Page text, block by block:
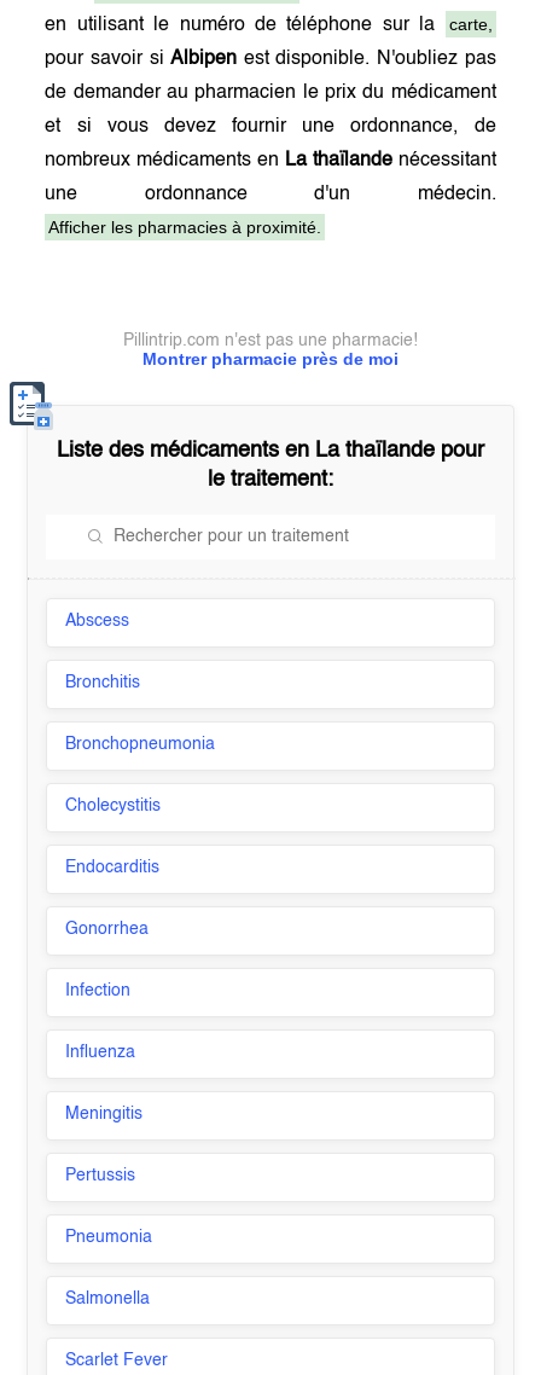
en utilisant le numéro de téléphone sur la
carte,
pour savoir siAlbipen est disponible. N'oubliez pas
de demander au pharmacien le prix du médicament
et si vous devez fournir une ordonnance, de
nombreux médicaments en La thaïlandenécessitant
une ordonnance d'un médecin.
Afficher les pharmacies à proximité.
Montrer pharmacie près de moi
Pillintrip.com n'est pas une pharmacie!
Liste des médicaments en La thaïlande pour
le traitement:
Abscess
Bronchitis
Bronchopneumonia
Cholecystitis
Endocarditis
Gonorrhea
Infection
Influenza
Meningitis
Pertussis
Pneumonia
Salmonella
Scarlet Fever